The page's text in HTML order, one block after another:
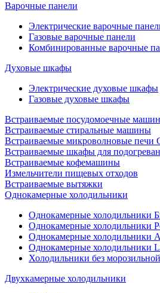
Варочные панели
Электрические варочные
Газовые варочные панели
Комбинированные варочные
Духовые шкафы
Электрические духовые шкафы
Газовые духовые шкафы
Встраиваемые посудомоечные
Встраиваемые стиральные машины
Встраиваемые микроволновые печи
Встраиваемые шкафы для
Встраиваемые кофемашины
Измельчители пищевых отходов
Встраиваемые вытяжки
Однокамерные холодильники
Однокамерные холодильники
Однокамерные холодильники
Однокамерные холодильники
Однокамерные холодильники
Холодильники без
Двухкамерные холодильники